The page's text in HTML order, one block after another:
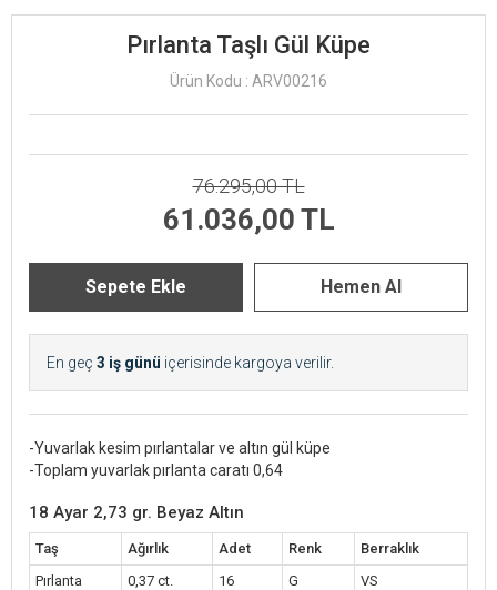
Pırlanta Taşlı Gül Küpe
Ürün Kodu : ARV00216
76.295,00 TL
61.036,00 TL
En geç 3 iş günü içerisinde kargoya verilir.
-Yuvarlak kesim pırlantalar ve altın gül küpe
-Toplam yuvarlak pırlanta caratı 0,64
18 Ayar 2,73 gr. Beyaz Altın
Taş Ağırlık Adet Renk
Berraklık
Pırlanta
0,37 ct. 16 G
VS